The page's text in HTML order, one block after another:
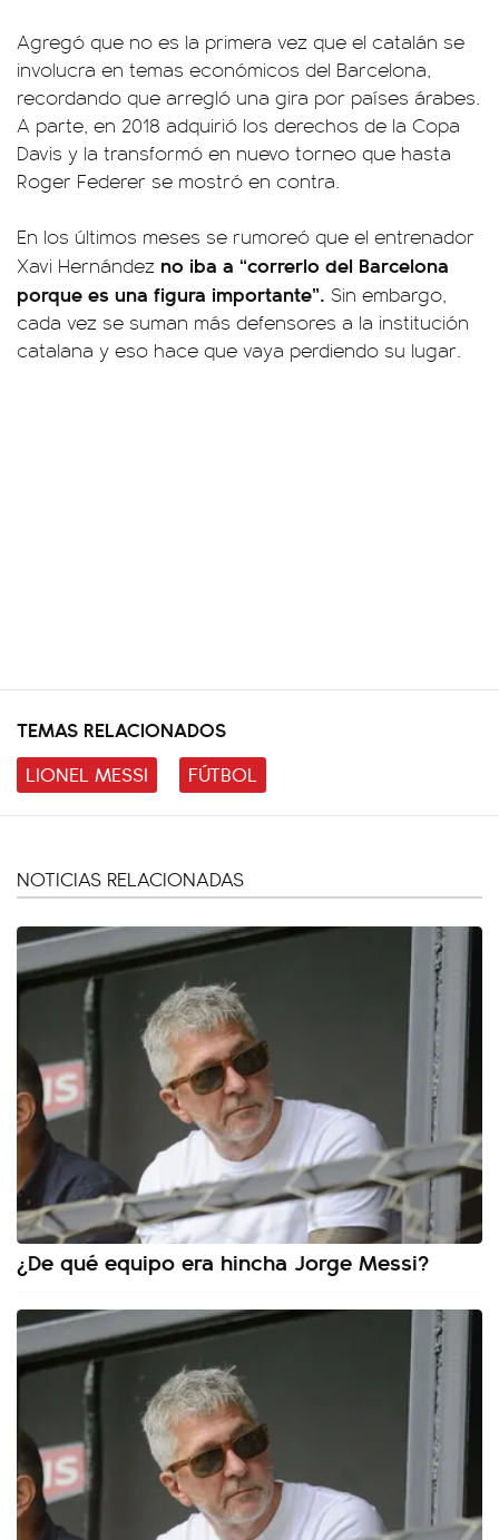
Agregó que no es la primera vez que el catalán se
involucra en temas económicos del Barcelona,
recordando que arregló una gira por países árabes.
A parte, en 2018 adquirió los derechos de la Copa
Davis y la transformó en nuevo torneo que hasta
Roger Federer se mostró en contra.
En los últimos meses se rumoreó que el entrenador
Xavi Hernández no iba a “correrlo del Barcelona
porque es una figura importante”. Sin embargo,
cada vez se suman más defensores a la institución
catalana y eso hace que vaya perdiendo su lugar.
TEMAS RELACIONADOS
LIONEL MESSI
FÚTBOL
NOTICIAS RELACIONADAS
¿De qué equipo era hincha Jorge Messi?